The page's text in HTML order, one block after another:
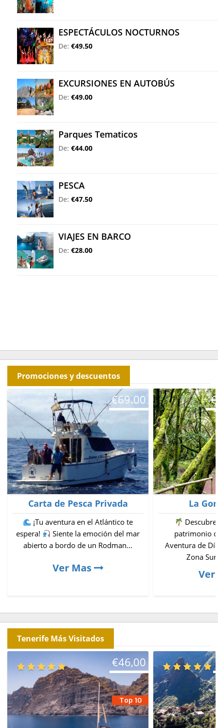
ESPECTÁCULOS NOCTURNOS
De: €49.50
EXCURSIONES EN AUTOBÚS
De: €49.00
Parques Tematicos
De: €44.00
PESCA
De: €47.50
VIAJES EN BARCO
De: €28.00
Promociones y descuentos
€69.00
Carta de Pesca Privada
¡Tu aventura en el Atlántico te
espera!
Siente la emoción del mar
abierto a bordo de un Rodman...
Ver Mas
€
La
patrimonio
Aventura de
Zona
Tenerife Más Visitados
Top 10
€46,00